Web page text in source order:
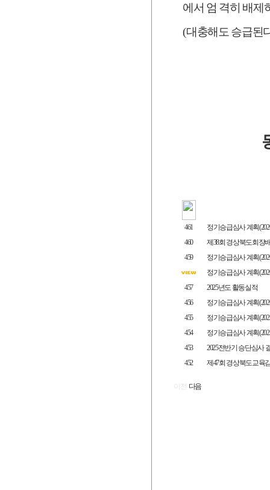
에서 엄 격히 배제
(대충해도 승급된
461
정기승급심사 계획
460
제38회 경상북도회장
459
정기승급심사 계획
정기승급심사 계획
457
2025년도 활동실적
456
정기승급심사 계획
455
정기승급심사 계획
454
정기승급심사 계획
453
2025전반기 승단심사
452
제47회 경상북도교육
이전 다음